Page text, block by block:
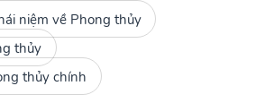
niệm về Phong thủy
thủy
thủy chính